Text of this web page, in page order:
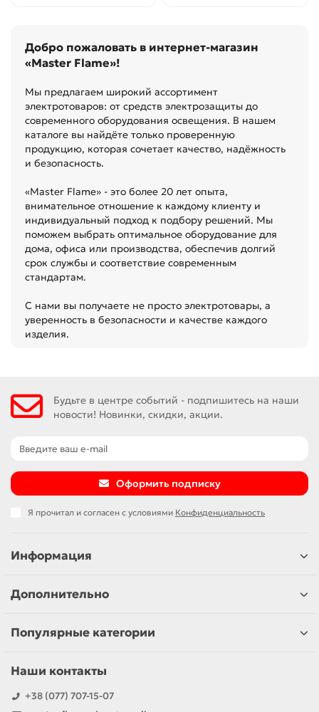
Добро пожаловать в интернет-магазин
«Master Flame»!
Мы предлагаем широкий ассортимент
электротоваров: от средств электрозащиты до
современного оборудования освещения. В нашем
каталоге вы найдёте только проверенную
продукцию, которая сочетает качество, надёжность
и безопасность.
«Master Flame» - это более 20 лет опыта,
внимательное отношение к каждому клиенту и
индивидуальный подход к подбору решений. Мы
поможем выбрать оптимальное оборудование для
дома, офиса или производства, обеспечив долгий
срок службы и соответствие современным
стандартам.
С нами вы получаете не просто электротовары, а
уверенность в безопасности и качестве каждого
изделия.
Будьте в центре событий - подпишитесь на наши
новости! Новинки, скидки, акции.
Оформить подписку
Я прочитал и согласен с условиями Конфиденциальность
Информация
Дополнительно
Популярные категории
Наши контакты
+38 (077) 707-15-07